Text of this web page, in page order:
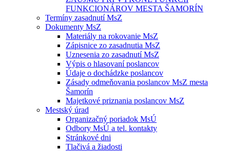
FUNKCIONÁROV MESTA ŠAMORÍN
Termíny zasadnutí MsZ
Dokumenty MsZ
Materiály na rokovanie MsZ
Zápisnice zo zasadnutia MsZ
Uznesenia zo zasadnutí MsZ
Výpis o hlasovaní poslancov
Údaje o dochádzke poslancov
Zásady odmeňovania poslancov MsZ mesta
Šamorín
Majetkové priznania poslancov MsZ
Mestský úrad
Organizačný poriadok MsÚ
Odbory MsÚ a tel. kontakty
Stránkové dni
Tlačivá a žiadosti